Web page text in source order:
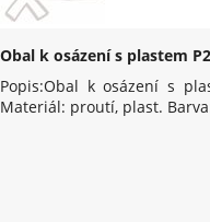
Obal k osázení s plastem
Popis:Obal k osázení s
Materiál: proutí, plast.